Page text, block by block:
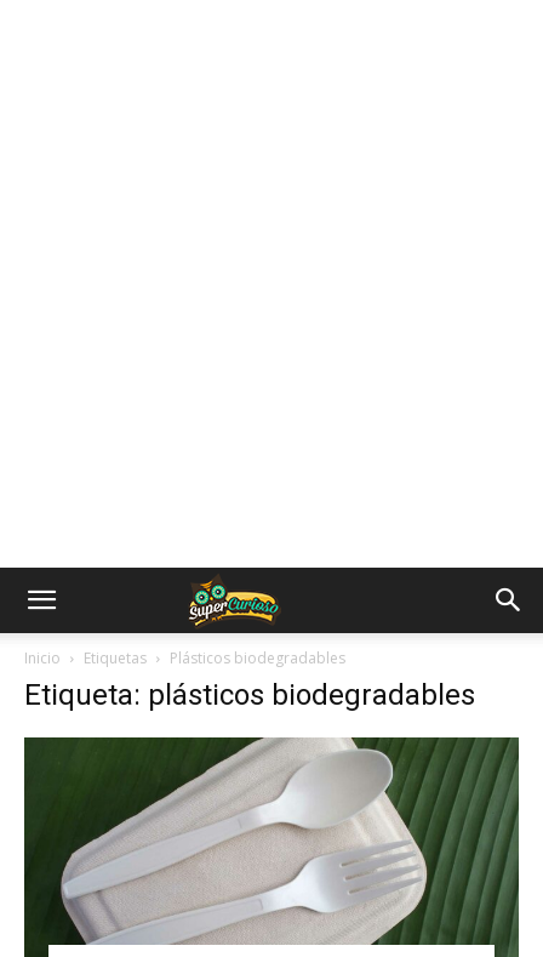
Inicio Etiquetas Plásticos biodegradables
Etiqueta: plásticos biodegradables